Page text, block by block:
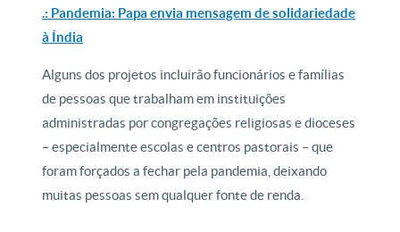
.: Pandemia: Papa envia mensagem de solidariedade
à Índia
Alguns dos projetos incluirão funcionários e famílias
de pessoas que trabalham em instituições
administradas por congregações religiosas e dioceses
– especialmente escolas e centros pastorais – que
foram forçados a fechar pela pandemia, deixando
muitas pessoas sem qualquer fonte de renda.